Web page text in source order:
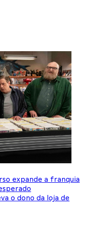
expande a franquia
o dono da loja de